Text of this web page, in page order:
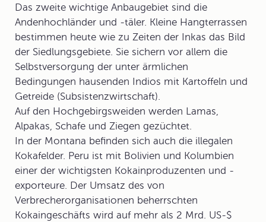
Das zweite wichtige Anbaugebiet sind die
Andenhochländer und -täler. Kleine Hangterrassen
bestimmen heute wie zu Zeiten der Inkas das Bild
der Siedlungsgebiete. Sie sichern vor allem die
Selbstversorgung der unter ärmlichen
Bedingungen hausenden Indios mit Kartoffeln und
Getreide (Subsistenzwirtschaft).
Auf den Hochgebirgsweiden werden Lamas,
Alpakas, Schafe und Ziegen gezüchtet.
In der Montana befinden sich auch die illegalen
Kokafelder. Peru ist mit Bolivien und Kolumbien
einer der wichtigsten Kokainproduzenten und -
exporteure. Der Umsatz des von
Verbrecherorganisationen beherrschten
Kokaingeschäfts wird auf mehr als 2 Mrd. US-$